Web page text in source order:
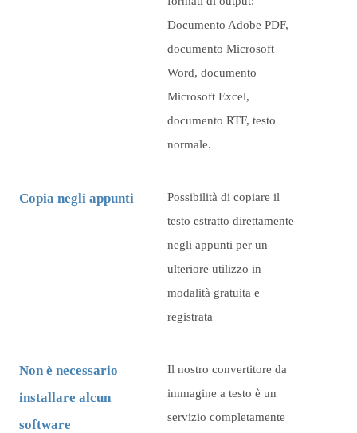
Documento Adobe PDF,
documento Microsoft
Word, documento
Microsoft Excel,
documento RTF, testo
normale.
Copia negli appunti
Possibilità di copiare il
testo estratto direttamente
negli appunti per un
ulteriore utilizzo in
modalità gratuita e
registrata
Non è necessario
installare alcun
software
Il nostro convertitore da
immagine a testo è un
servizio completamente